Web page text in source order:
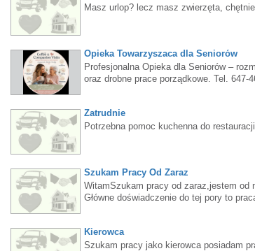
Masz urlop? lecz masz zwierzęta,
Opieka Towarzyszaca dla Seniorów
Profesjonalna Opieka dla Seniorów –
oraz drobne prace porządkowe. Tel.
Zatrudnie
Potrzebna pomoc kuchenna do
Szukam Pracy Od Zaraz
WitamSzukam pracy od zaraz,jestem od
Główne doświadczenie do tej pory to
Kierowca
Szukam pracy jako kierowca posiadam